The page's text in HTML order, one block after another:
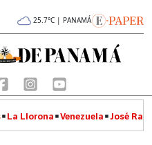
25.7°C | PANAMÁ
La Llorona Venezuela José